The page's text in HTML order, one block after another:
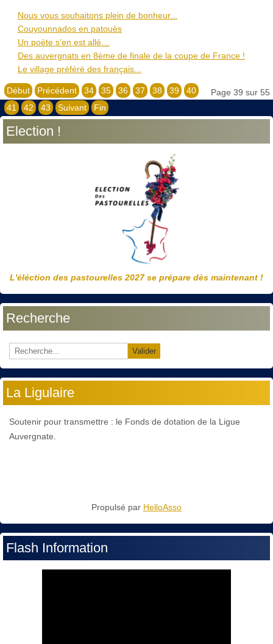
Nous vous souhaitons plein de bonheur...
Couyounnados en patouès
Un poète s’en est allé…
Des auvergnats en 8ème de finale de la coupe de France !
Le village préféré des français...
Page 39 sur 55
Début Précédent 34 35 36 37 38 39
40
41
42 43 Suivant Fin
Election !
L'éléction des pastourelles 2027 se prépare dès maintenant !
Recherche
Valider
La Ligulaire
Soutenir pour transmettre : le Fonds de dotation de la Ligue
Auvergnate.
Propulsé par HelloAsso
Flash Information